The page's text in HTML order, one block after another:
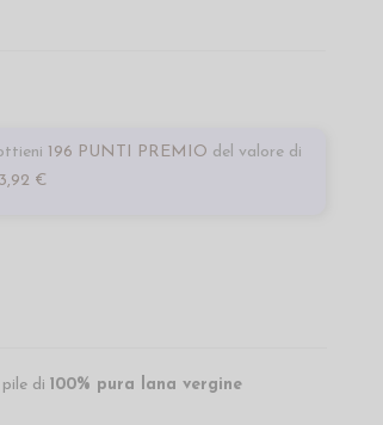
196 PUNTI PREMIO del valore di
3,92 €
di 100% pura lana vergine